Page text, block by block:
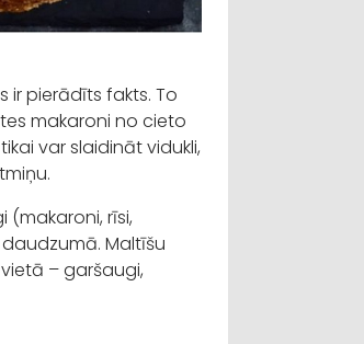
ir pierādīts fakts. To
makaroni no cieto
var slaidināt vidukli,
rīsi,
Maltīšu
– garšaugi,